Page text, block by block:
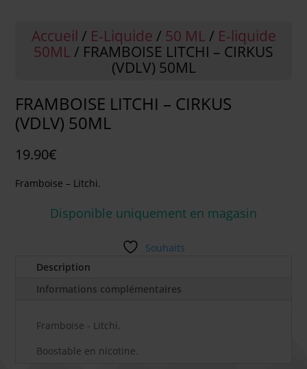
Accueil / E-Liquide / 50 ML / E-liquide
50ML / FRAMBOISE LITCHI – CIRKUS
(VDLV) 50ML
FRAMBOISE LITCHI – CIRKUS
(VDLV) 50ML
19.90€
Framboise – Litchi.
Disponible uniquement en magasin
Souhaits
Description
Informations complémentaires
Framboise - Litchi.
Boostable en nicotine.